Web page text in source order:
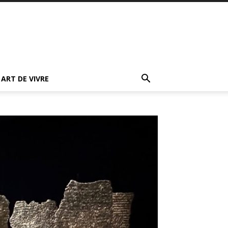
ART DE VIVRE